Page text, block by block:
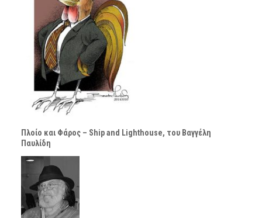
Πλοίο και Φάρος – Ship and Lighthouse, του Βαγγέλη
Παυλίδη